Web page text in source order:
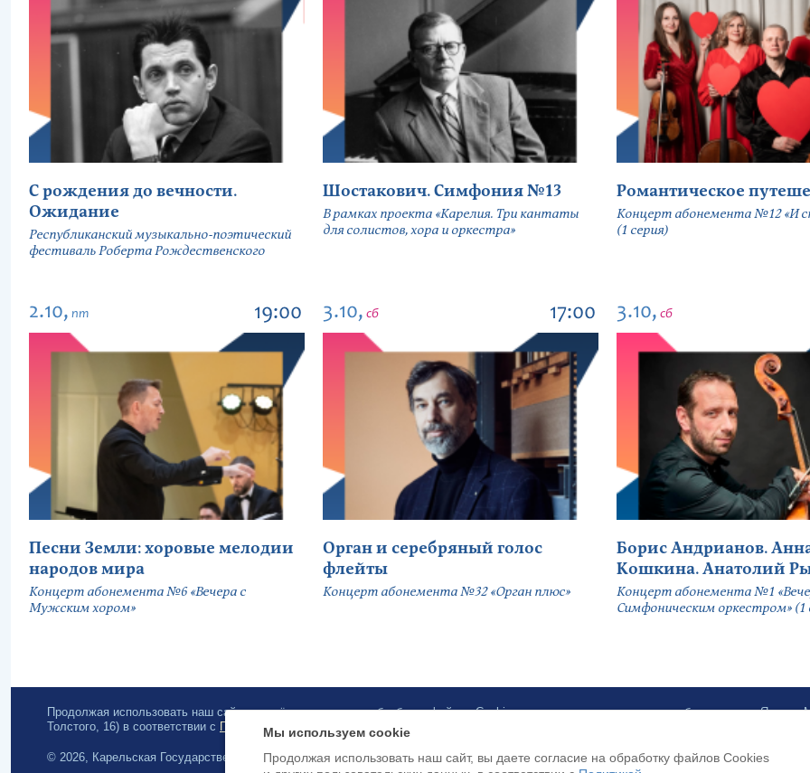
С рождения до вечности.
Ожидание
Республиканский музыкально-поэтический
фестиваль Роберта Рождественского
Шостакович. Симфония №13
В рамках проекта «Карелия. Три кантаты
для солистов, хора и оркестра»
Романтическое
Концерт абонемента №12 «И
(1 серия)
2.10, пт 19:00
Песни Земли: хоровые мелодии
народов мира
Концерт абонемента №6 «Вечера с
Мужским хором»
3.10, сб 17:00
Орган и серебряный голос
флейты
Концерт абонемента №32 «Орган плюс»
3.10, сб
Борис Андрианов.
Кошкина. Анатолий
Концерт абонемента №1
Симфоническим оркестром» (1
Продолжая использовать наш сайт, вы даёте согласие на обработку файлов Cookies и использование сервисов веб-аналитики
Толстого, 16) в соответствии с Политикой конфиденциальности .
© 2026, Карельская Государственная филармония Доступна оплата банковскими картами
Мы используем cookie
Продолжая использовать наш сайт, вы даете согласие на обработку файлов Cookies